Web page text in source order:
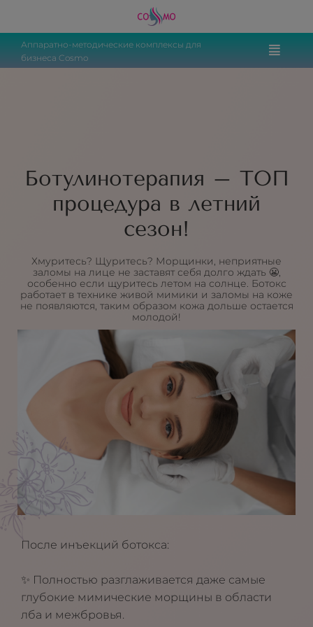
Аппаратно-методические комплексы для
бизнеса Cosmo
Ботулинотерапия – ТОП
процедура в летний
сезон!
Хмуритесь? Щуритесь? Морщинки, неприятные
заломы на лице не заставят себя долго ждать 😬,
особенно если щуритесь летом на солнце. Ботокс
работает в технике живой мимики и заломы на коже
не появляются, таким образом кожа дольше остается
молодой!
После инъекций ботокса:
✨ Полностью разглаживается даже самые
глубокие мимические морщины в области
лба и межбровья.